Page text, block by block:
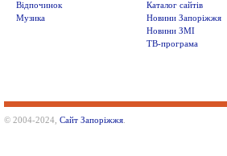
Відпочинок
Музика
Каталог сайтів
Новини Запоріжжя
Новини ЗМІ
ТВ-програма
© 2004-2024, Сайт Запоріжжя